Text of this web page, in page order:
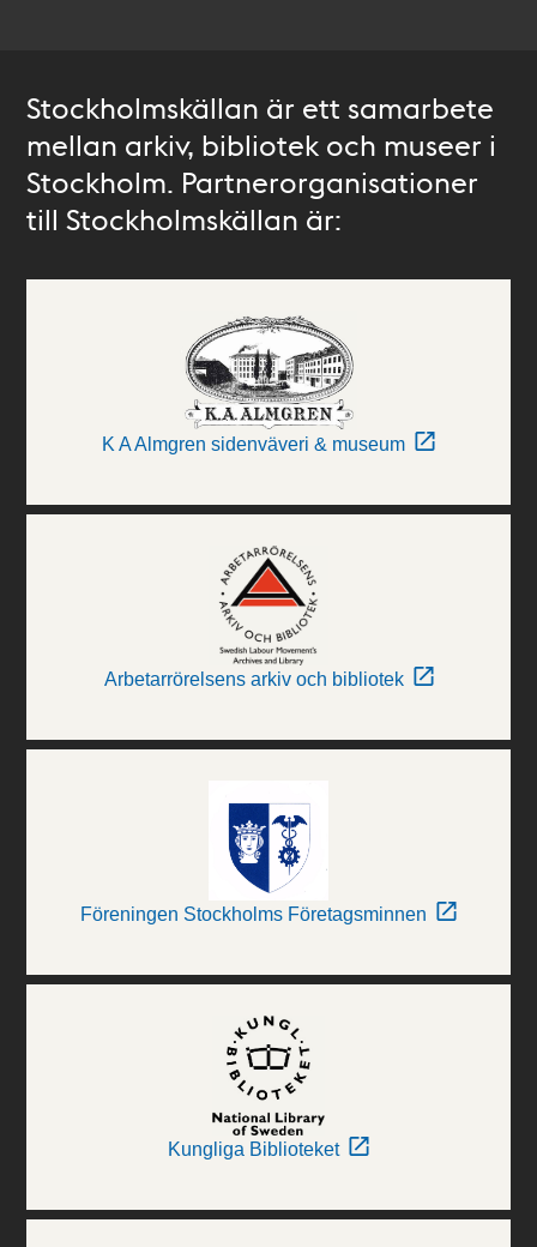
Stockholmskällan är ett samarbete
mellan arkiv, bibliotek och museer i
Stockholm. Partnerorganisationer
till Stockholmskällan är:
K A Almgren sidenväveri & museum
Arbetarrörelsens arkiv och bibliotek
Föreningen Stockholms Företagsminnen
Kungliga Biblioteket